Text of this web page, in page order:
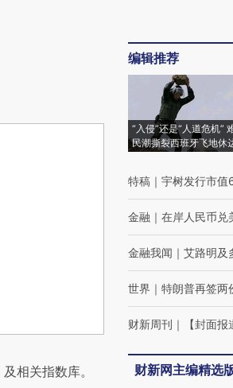
相关指数库。
编辑推荐
“入侵”还是“人道危机”
民潮撕裂西班牙飞地休
特稿 ｜ 宇树发行市值
金融 ｜ 在岸人民币兑
金融我闻 ｜ 艾路明及
世界 ｜ 特朗普再签两
财新周刊 ｜ 【封面
财新网主编精选